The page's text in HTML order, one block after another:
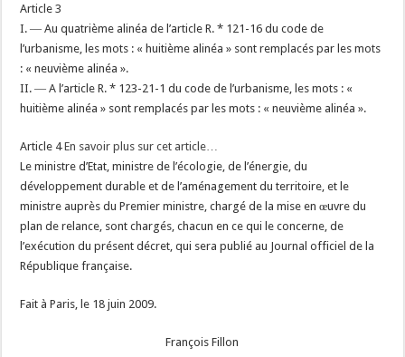
Article 3
I. ― Au quatrième alinéa de l’article R. * 121-16 du code de
l’urbanisme, les mots : « huitième alinéa » sont remplacés par les mots
: « neuvième alinéa ».
II. ― A l’article R. * 123-21-1 du code de l’urbanisme, les mots : «
huitième alinéa » sont remplacés par les mots : « neuvième alinéa ».
Article 4En savoir plus sur cet article…
Le ministre d’Etat, ministre de l’écologie, de l’énergie, du
développement durable et de l’aménagement du territoire, et le
ministre auprès du Premier ministre, chargé de la mise en œuvre du
plan de relance, sont chargés, chacun en ce qui le concerne, de
l’exécution du présent décret, qui sera publié au Journal officiel de la
République française.
Fait à Paris, le 18 juin 2009.
François Fillon